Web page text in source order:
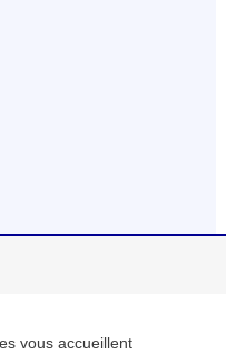
vous accueillent